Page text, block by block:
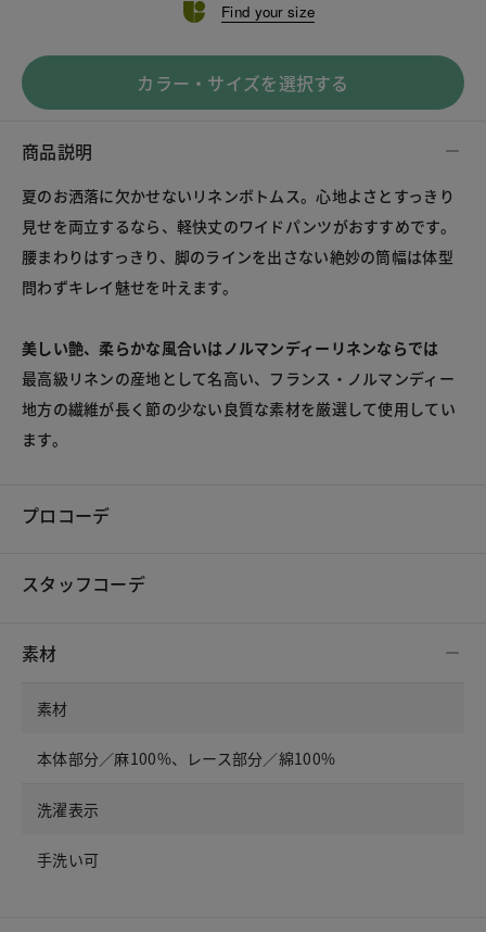
Find your size
カラー・サイズを選択する
商品説明
夏のお洒落に欠かせないリネンボトムス。心地よさとすっきり
見せを両立するなら、軽快丈のワイドパンツがおすすめです。
腰まわりはすっきり、脚のラインを出さない絶妙の筒幅は体型
問わずキレイ魅せを叶えます。
美しい艶、柔らかな風合いはノルマンディーリネンならでは
最高級リネンの産地として名高い、フランス・ノルマンディー
地方の繊維が長く節の少ない良質な素材を厳選して使用してい
ます。
プロコーデ
スタッフコーデ
素材
素材
本体部分／麻100%、レース部分／綿100%
洗濯表示
手洗い可